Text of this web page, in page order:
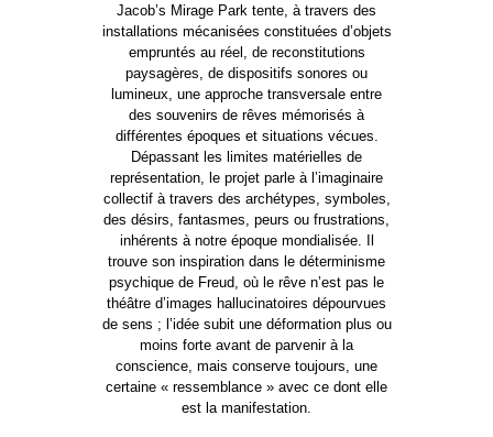
Jacob’s Mirage Park tente, à travers des
installations mécanisées constituées d’objets
empruntés au réel, de reconstitutions
paysagères, de dispositifs sonores ou
lumineux, une approche transversale entre
des souvenirs de rêves mémorisés à
différentes époques et situations vécues.
Dépassant les limites matérielles de
représentation, le projet parle à l’imaginaire
collectif à travers des archétypes, symboles,
des désirs, fantasmes, peurs ou frustrations,
inhérents à notre époque mondialisée. Il
trouve son inspiration dans le déterminisme
psychique de Freud, où le rêve n’est pas le
théâtre d’images hallucinatoires dépourvues
de sens ; l’idée subit une déformation plus ou
moins forte avant de parvenir à la
conscience, mais conserve toujours, une
certaine « ressemblance » avec ce dont elle
est la manifestation.